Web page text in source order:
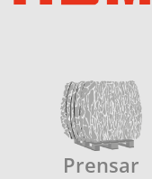
Prensar